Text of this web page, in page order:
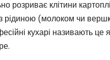
розриває клітини
рідиною (молоком чи
кухарі називають